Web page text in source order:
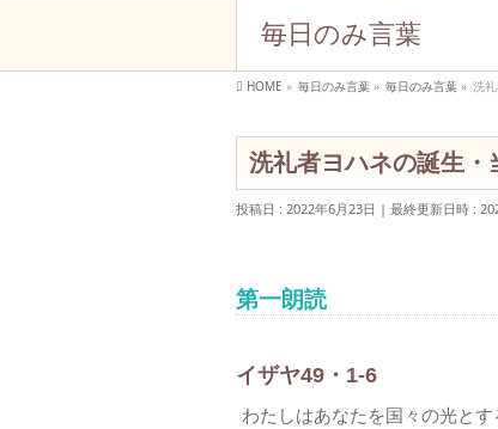
毎日のみ言葉
HOME » 毎日のみ言葉 » 毎日のみ言葉 » 洗
洗礼者ヨハネの誕生・
投稿日 : 2022年6月23日 最終更新日時 :
第一朗読
イザヤ49・1-6
わたしはあなたを国々の光とす